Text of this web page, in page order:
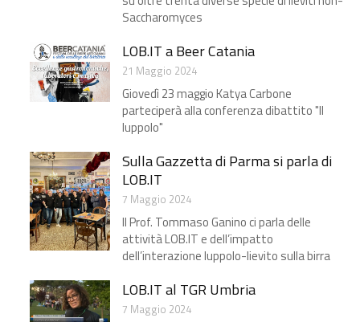
Saccharomyces
LOB.IT a Beer Catania
21 Maggio 2024
Giovedì 23 maggio Katya Carbone
parteciperà alla conferenza dibattito "Il
luppolo"
Sulla Gazzetta di Parma​ si parla di
LOB.IT
7 Maggio 2024
Il Prof. Tommaso Ganino ci parla delle
attività LOB.IT e dell’impatto
dell’interazione luppolo-lievito sulla birra
LOB.IT al TGR Umbria
7 Maggio 2024